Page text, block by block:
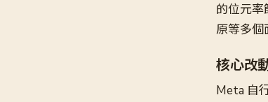
的位元
原等多個
核心改
Meta 自